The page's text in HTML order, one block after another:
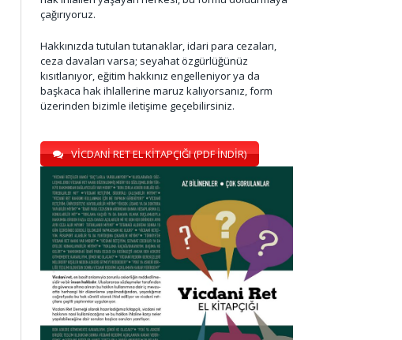
çağırıyoruz.
Hakkınızda tutulan tutanaklar, idari para cezaları,
ceza davaları varsa; seyahat özgürlüğünüz
kısıtlanıyor, eğitim hakkınız engelleniyor ya da
başkaca hak ihlallerine maruz kalıyorsanız, form
üzerinden bizimle iletişime geçebilirsiniz.
VİCDANİ RET EL KİTAPÇIĞI (PDF İNDİR)